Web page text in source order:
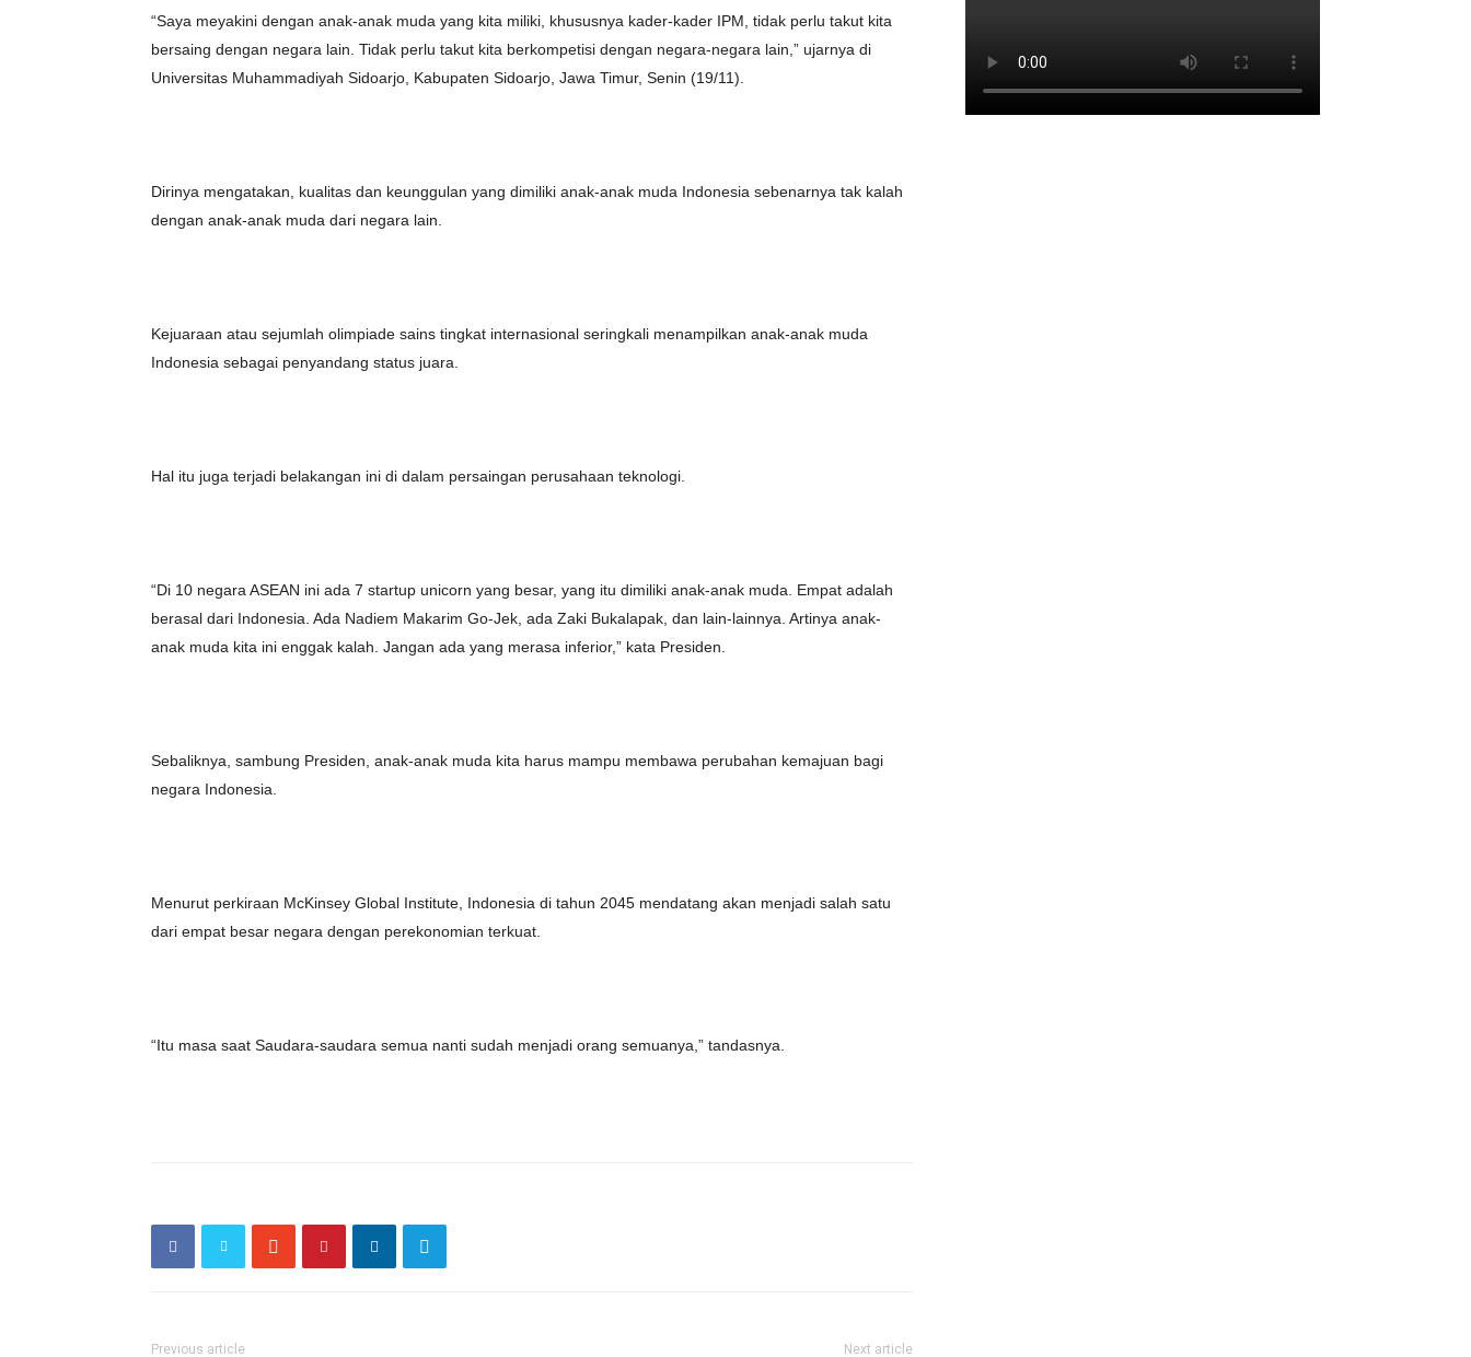
“Saya meyakini dengan anak-anak muda yang kita miliki, khususnya kader-kader IPM, tidak perlu takut kita
bersaing dengan negara lain. Tidak perlu takut kita berkompetisi dengan negara-negara lain,” ujarnya di
Universitas Muhammadiyah Sidoarjo, Kabupaten Sidoarjo, Jawa Timur, Senin (19/11).
Dirinya mengatakan, kualitas dan keunggulan yang dimiliki anak-anak muda Indonesia sebenarnya tak kalah
dengan anak-anak muda dari negara lain.
Kejuaraan atau sejumlah olimpiade sains tingkat internasional seringkali menampilkan anak-anak muda
Indonesia sebagai penyandang status juara.
Hal itu juga terjadi belakangan ini di dalam persaingan perusahaan teknologi.
“Di 10 negara ASEAN ini ada 7 startup unicorn yang besar, yang itu dimiliki anak-anak muda. Empat adalah
berasal dari Indonesia. Ada Nadiem Makarim Go-Jek, ada Zaki Bukalapak, dan lain-lainnya. Artinya anak-
anak muda kita ini enggak kalah. Jangan ada yang merasa inferior,” kata Presiden.
Sebaliknya, sambung Presiden, anak-anak muda kita harus mampu membawa perubahan kemajuan bagi
negara Indonesia.
Menurut perkiraan McKinsey Global Institute, Indonesia di tahun 2045 mendatang akan menjadi salah satu
dari empat besar negara dengan perekonomian terkuat.
“Itu masa saat Saudara-saudara semua nanti sudah menjadi orang semuanya,” tandasnya.
Previous article Next article